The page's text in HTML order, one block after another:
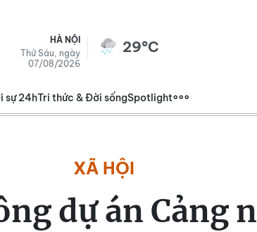
HÀ NỘI
Thứ Sáu, ngày
07/08/2026
29°C
sự 24hTri thức & Đời sốngSpotlight
XÃ HỘI
dự án Cảng